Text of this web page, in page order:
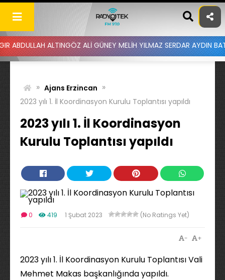
Skip
content
ALTINGÖZ ALİ GÜNEY MELİH YILMAZ SERDAR AYDIN BATUHAN
» Ajans Erzincan »
2023 yılı 1. İl Koordinasyon Kurulu Toplantısı yapıldı
2023 yılı 1. İl Koordinasyon
Kurulu Toplantısı yapıldı
0 419 1 Şubat 2023 (No Ratings Yet)
+
-
2023 yılı 1. İl Koordinasyon Kurulu Toplantısı Vali
Mehmet Makas başkanlığında yapıldı.